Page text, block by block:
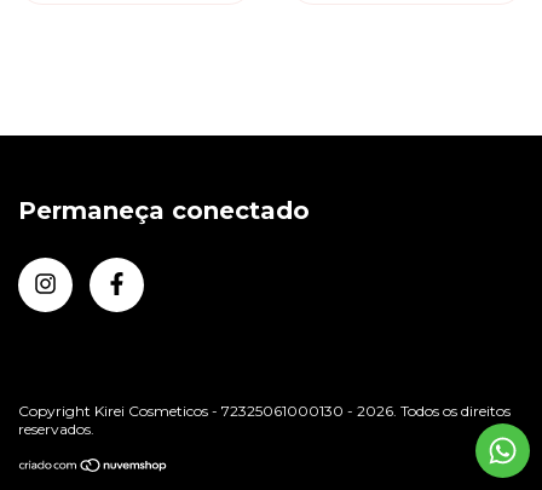
Permaneça conectado
Copyright Kirei Cosmeticos - 72325061000130 - 2026. Todos os direitos
reservados.